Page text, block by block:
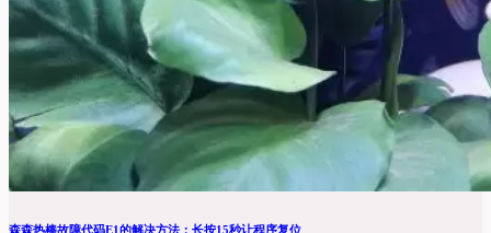
森森热棒故障代码E1的解决方法：长按15秒让程序复位